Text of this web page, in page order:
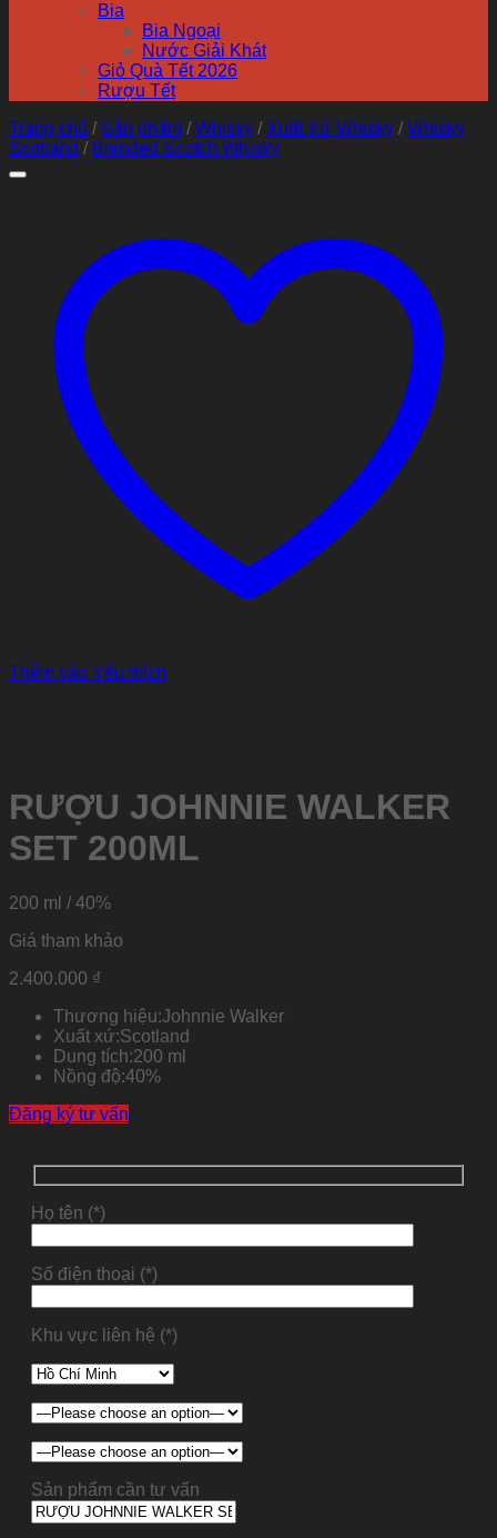
Bia
Bia Ngoại
Nước Giải Khát
Giỏ Quà Tết 2026
Rượu Tết
Trang chủ / Sản phẩm / Whisky / Xuất Xứ Whisky / Whisky
Scotland / Blended Scotch Whisky
Thêm vào Yêu thích
RƯỢU JOHNNIE WALKER
SET 200ML
200 ml / 40%
Giá tham khảo
2.400.000 ₫
Thương hiệu:Johnnie Walker
Xuất xứ:Scotland
Dung tích:200 ml
Nồng độ:40%
Đăng ký tư vấn
Họ tên (*)
Số điện thoại (*)
Khu vực liên hệ (*)
Sản phẩm cần tư vấn